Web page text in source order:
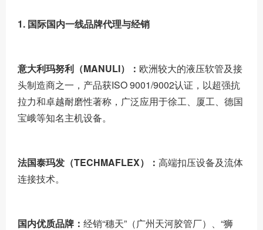
1. 国际国内一线品牌代理与经销
意大利玛努利（MANULI）： 欧洲较大的液压软管及接
头制造商之一，产品获ISO 9001/9002认证，以超强抗
拉力和卓越耐磨性著称，广泛应用于徐工、厦工、德国
宝峨等知名主机设备。
法国泰玛发（TECHMAFLEX）： 高端扣压设备及流体
连接技术。
国内优质品牌： 经销“穗天”（广州天河胶管厂）、“狮